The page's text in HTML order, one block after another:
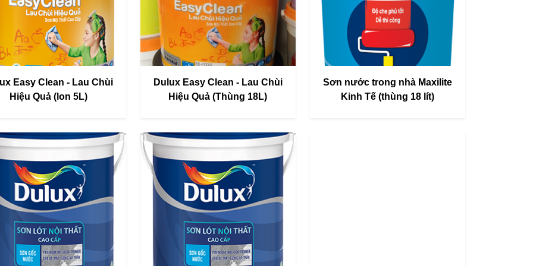
Easy Clean - Lau Chùi
Hiệu Quả (lon 5L)
Dulux Easy Clean - Lau Chùi
Hiệu Quả (Thùng 18L)
Sơn nước trong nhà Maxilite
Kinh Tế (thùng 18 lít)